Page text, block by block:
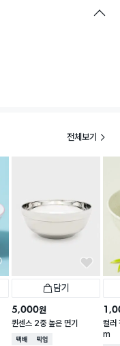
전체보기
담기
5,000원
퀸센스 2중 높은 면기
택배배송매장픽업
컬러
m